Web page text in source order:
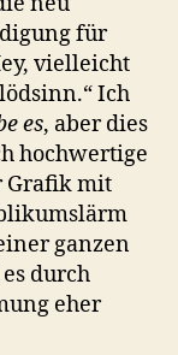
für
vielleicht
Ich
es, aber dies
hochwertige
Grafik mit
ganzen
durch
eher